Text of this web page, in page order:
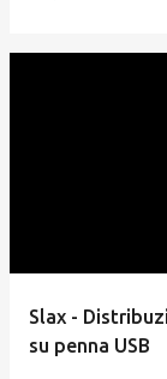
Slax -
su penna USB